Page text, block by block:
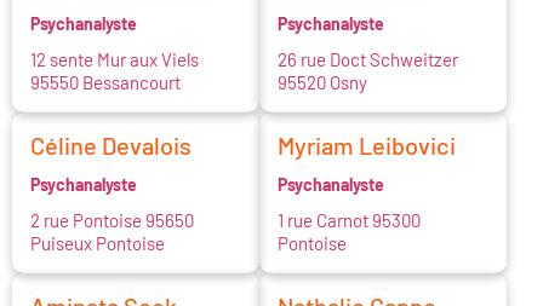
Psychanalyste
12 sente Mur aux Viels
95550 Bessancourt
Psychanalyste
26 rue Doct Schweitzer
95520 Osny
Céline Devalois
Psychanalyste
2 rue Pontoise 95650
Puiseux Pontoise
Myriam Leibovici
Psychanalyste
1 rue Carnot 95300
Pontoise